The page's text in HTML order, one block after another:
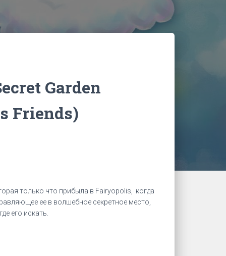
Garden
Friends)
только что прибыла в Fairyopolis, когда
ее в волшебное секретное место,
его искать.